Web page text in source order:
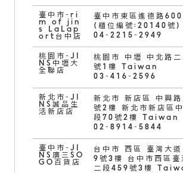
臺中市-ri
m of jin
s LaLap
ort台中店
臺中市東區進德路
(櫃位編號:20140號)
04-2215-2949
桃園市-JI
NS中壢大
全聯店
桃園市 中壢 中北路
號1樓 Taiwan
03-416-2596
新北市-JI
NS誠品生
活新店店
新北市 新店區 中興
號2樓 新北市新店區
段70號2樓 Taiwan
02-8914-5844
臺中市-JI
NS廣三SO
GO百貨店
台中市 西區 臺灣大
9號3樓 台中市西區臺
二段459號3樓